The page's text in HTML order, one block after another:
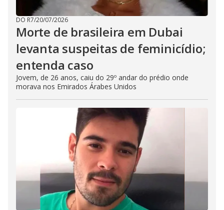
DO R7/20/07/2026
Morte de brasileira em Dubai
levanta suspeitas de feminicídio;
entenda caso
Jovem, de 26 anos, caiu do 29º andar do prédio onde
morava nos Emirados Árabes Unidos